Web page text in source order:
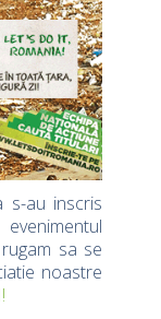
s-au inscris
sa se
noastre